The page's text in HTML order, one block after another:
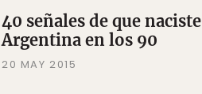
40 señales de que
Argentina en los 90
20 MAY 2015